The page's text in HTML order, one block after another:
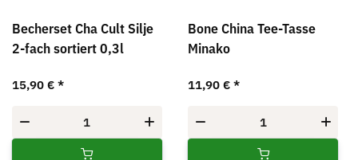
Becherset Cha Cult Silje
2-fach sortiert 0,3l
15,90 € *
Bone China Tee-Tasse
Minako
11,90 €*